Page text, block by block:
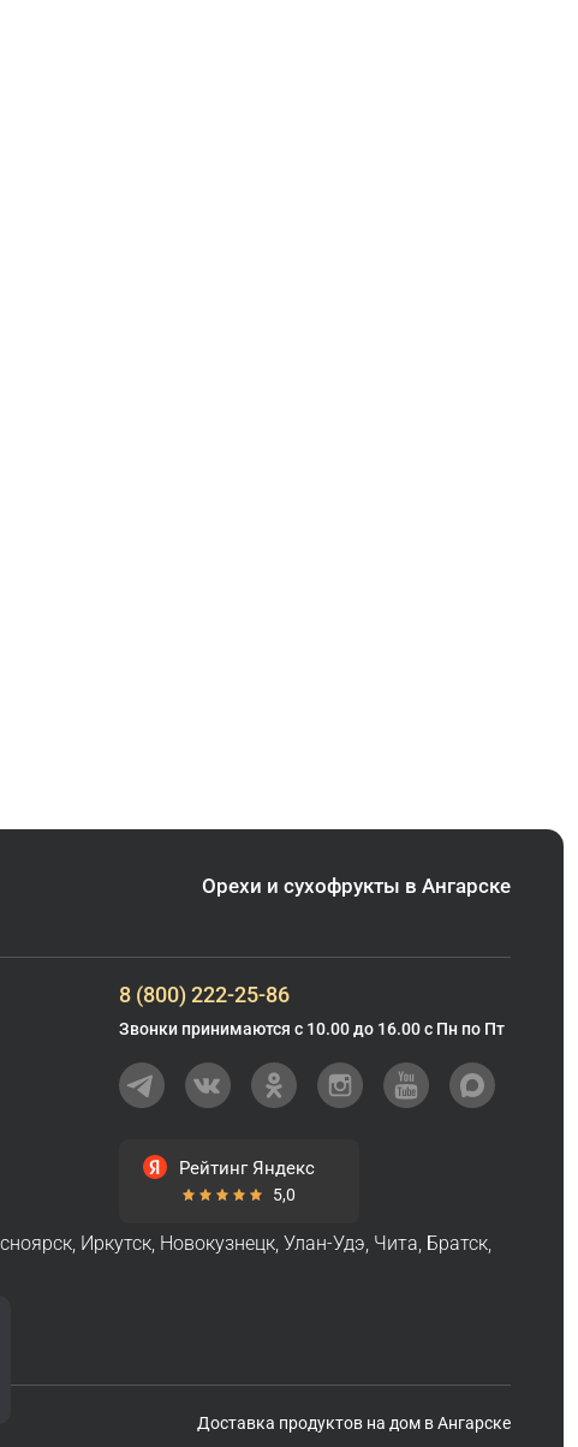
Орехи и сухофрукты в Ангарске
8 (800) 222-25-86
Звонки принимаются с 10.00 до 16.00 с Пн по Пт
Рейтинг Яндекс
5,0
, Иркутск, Новокузнецк, Улан-Удэ, Чита, Братск,
Доставка продуктов на дом в Ангарске